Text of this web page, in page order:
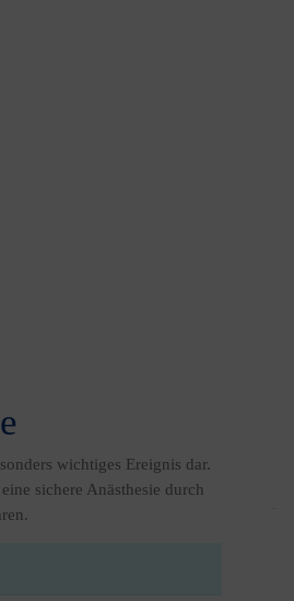
wichtiges Ereignis dar.
sichere Anästhesie durch